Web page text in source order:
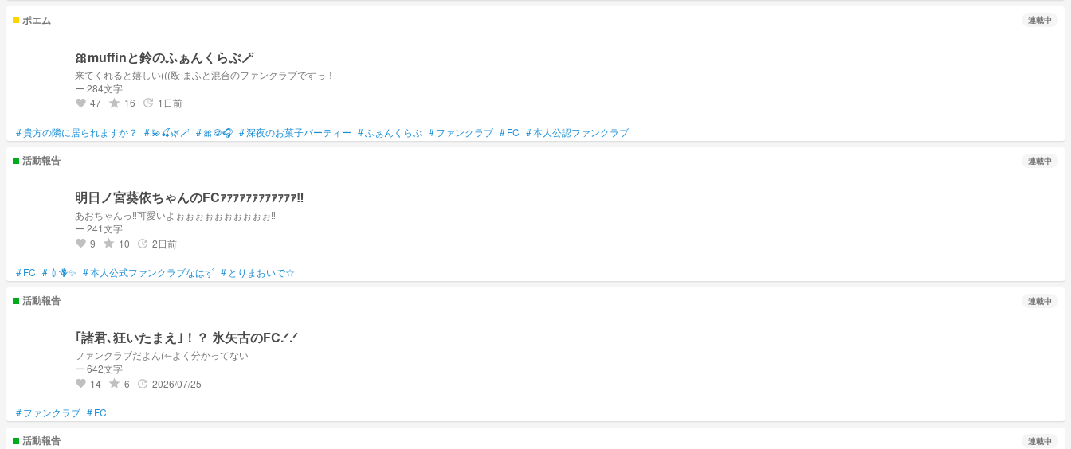
ポエム 連載中
🎀muffinと鈴のふぁんくらぶ🪄
来てくれると嬉しい(((殴 まふと混合のファンクラブですっ！
ー 284文字
favorite 47 grade 16 update 1日前
#貴方の隣に居られますか？ #💫🍒🌿🪄 #🎀🍪🎧 #深夜のお菓子パーティー #ふぁんくらぶ #ファンクラブ #FC #本人公認ファンクラブ
活動報告 連載中
明日ノ宮葵依ちゃんのFCｧｧｧｧｧｧｧｧｧｧｧｧ‼︎
あおちゃんっ‼︎可愛いよぉぉぉぉぉぉぉぉぉぉ‼︎
ー 241文字
favorite 9 grade 10 update 2日前
#FC # 💉🪻✨ #本人公式ファンクラブなはず # とりまおいで☆
活動報告 連載中
｢諸君､狂いたまえ｣！？ 氷矢古のFC.ᐟ.ᐟ
ファンクラブだよん(⇽よく分かってない
ー 642文字
favorite 14 grade 6 update 2026/07/25
#ファンクラブ #FC
活動報告 連載中